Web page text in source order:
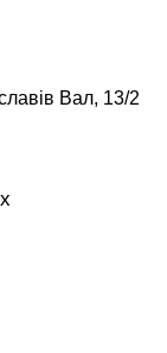
Вал, 13/2